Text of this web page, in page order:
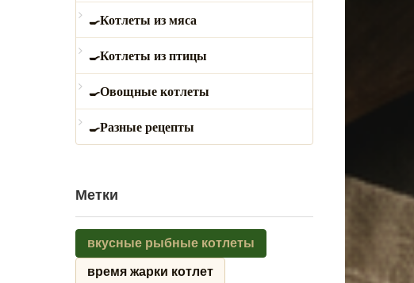
Котлеты из мяса
Котлеты из птицы
Овощные котлеты
Разные рецепты
Метки
вкусные рыбные котлеты
время жарки котлет